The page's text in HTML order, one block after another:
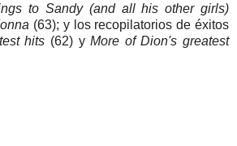
to Sandy (and all his other girls)
(63); y los recopilatorios de éxitos
hits (62) yMore of Dion's greatest